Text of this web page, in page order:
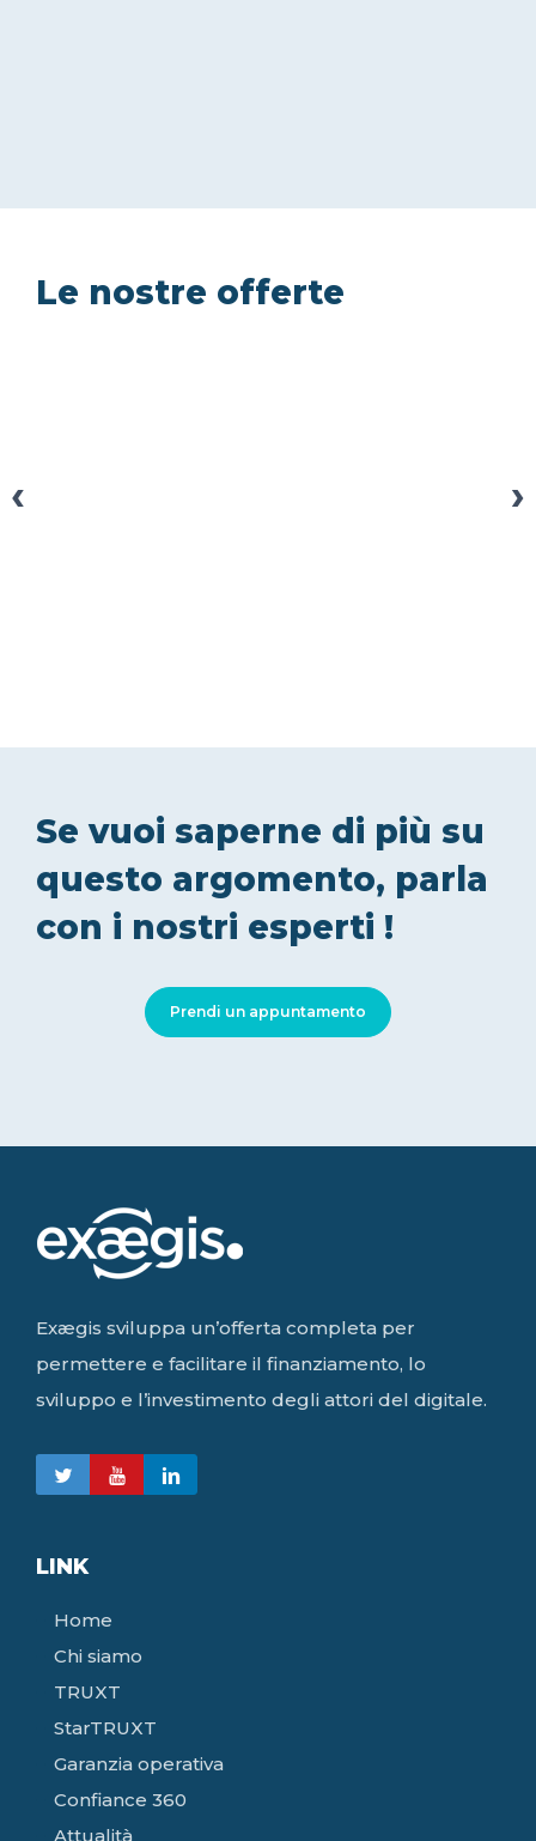
Le nostre offerte
‹ ›
Prendi un appuntamento
Se vuoi saperne di più su
questo argomento, parla
con i nostri esperti !
Exægis sviluppa un’offerta completa per
permettere e facilitare il finanziamento, lo
sviluppo e l’investimento degli attori del digitale.
LINK
Home
Chi siamo
TRUXT
StarTRUXT
Garanzia operativa
Confiance 360
Attualità